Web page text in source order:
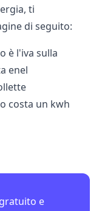
ti
di seguito:
è l'iva sulla
enel
costa un kwh
e